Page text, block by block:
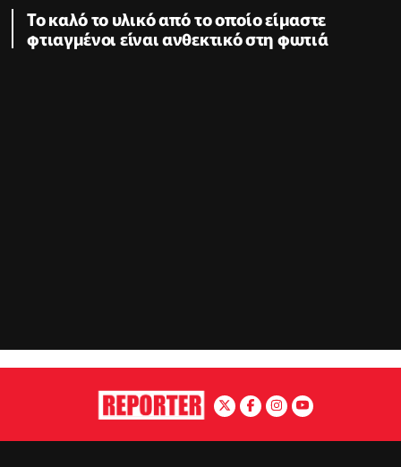
Το καλό το υλικό από το οποίο είμαστε
φτιαγμένοι είναι ανθεκτικό στη φωτιά